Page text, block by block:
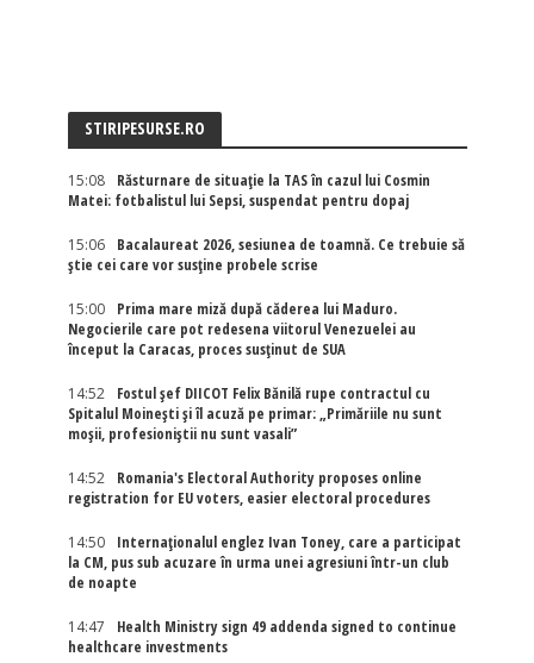
STIRIPESURSE.RO
15:08
Răsturnare de situație la TAS în cazul lui Cosmin
Matei: fotbalistul lui Sepsi, suspendat pentru dopaj
15:06
Bacalaureat 2026, sesiunea de toamnă. Ce trebuie să
știe cei care vor susține probele scrise
15:00
Prima mare miză după căderea lui Maduro.
Negocierile care pot redesena viitorul Venezuelei au
început la Caracas, proces susținut de SUA
14:52
Fostul șef DIICOT Felix Bănilă rupe contractul cu
Spitalul Moinești și îl acuză pe primar: „Primăriile nu sunt
moșii, profesioniștii nu sunt vasali”
14:52
Romania's Electoral Authority proposes online
registration for EU voters, easier electoral procedures
14:50
Internaţionalul englez Ivan Toney, care a participat
la CM, pus sub acuzare în urma unei agresiuni într-un club
de noapte
14:47
Health Ministry sign 49 addenda signed to continue
healthcare investments